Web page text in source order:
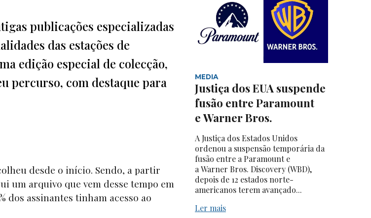
publicações especializadas
das estações de
edição especial de colecção,
percurso, com destaque para
desde o início. Sendo, a partir
um arquivo que vem desse tempo em
dos assinantes tinham acesso ao
MEDIA
Justiça dos EUA suspende
fusão entre Paramount
e Warner Bros.
A Justiça dos Estados Unidos
ordenou a suspensão temporária da
fusão entre a Paramount e
a Warner Bros. Discovery (WBD),
depois de 12 estados norte-
americanos terem avançado...
Ler mais